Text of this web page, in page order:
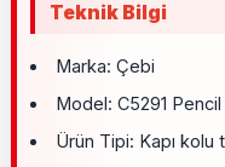
Teknik Bilgi
Marka: Çebi
Model: C5291 Pencil
Ürün Tipi: Kapı kolu